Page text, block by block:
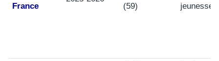
France
(59)
jeunesse